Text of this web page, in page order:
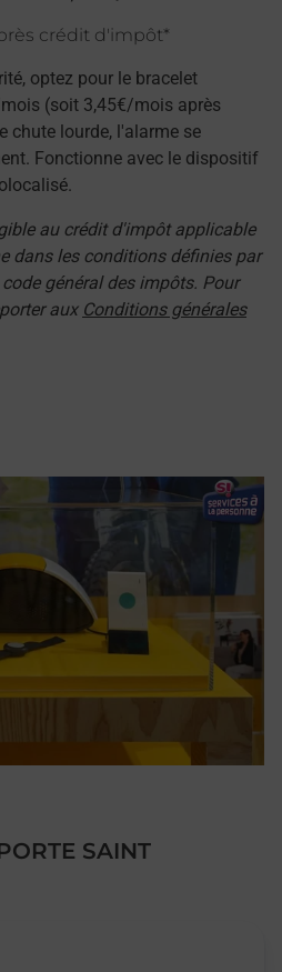
crédit d'impôt*
optez pour le bracelet
(soit 3,45€/mois après
chute lourde, l'alarme se
Fonctionne avec le dispositif
au crédit d'impôt applicable
dans les conditions définies par
général des impôts. Pour
aux Conditions générales
onglet
SAINT